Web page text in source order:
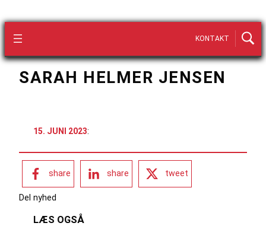
KONTAKT
SARAH HELMER JENSEN
15. JUNI 2023:
share share tweet
Del nyhed
LÆS OGSÅ